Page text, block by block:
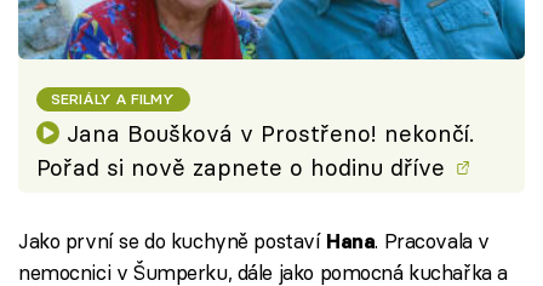
SERIÁLY A FILMY
Jana Boušková v Prostřeno! nekončí.
Pořad si nově zapnete o hodinu dříve
Jako první se do kuchyně postaví Hana. Pracovala v
nemocnici v Šumperku, dále jako pomocná kuchařka a